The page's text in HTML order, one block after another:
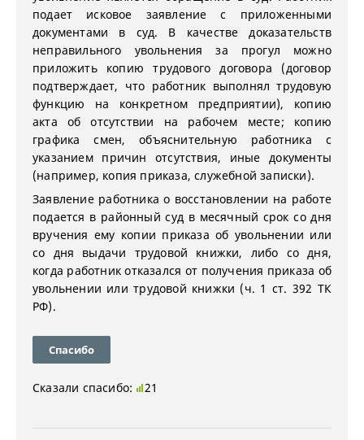
подает исковое заявление с приложенными
документами в суд. В качестве доказательств
неправильного увольнения за прогул можно
приложить копию трудового договора (договор
подтверждает, что работник выполнял трудовую
функцию на конкретном предприятии), копию
акта об отсутствии на рабочем месте; копию
графика смен, объяснительную работника с
указанием причин отсутствия, иные документы
(например, копия приказа, служебной записки).
Заявление работника о восстановлении на работе
подается в районный суд в месячный срок со дня
вручения ему копии приказа об увольнении или
со дня выдачи трудовой книжки, либо со дня,
когда работник отказался от получения приказа об
увольнении или трудовой книжки (ч. 1 ст. 392 ТК
РФ).
Спасибо
Сказали спасибо: 21